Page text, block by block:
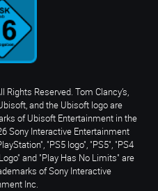
Reserved. Tom Clancy’s,
and the Ubisoft logo are
of Ubisoft Entertainment in the
Sony Interactive Entertainment
"PS5 logo", "PS5", "PS4
and "Play Has No Limits" are
of Sony Interactive
Inc.